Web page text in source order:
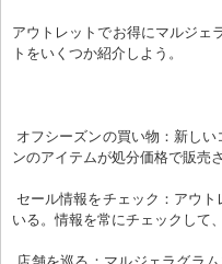
アウトレットでお得にマルジェ
トをいくつか紹介しよう。
ンのアイテムが処分価格で販売さ
いる。情報を常にチェックして